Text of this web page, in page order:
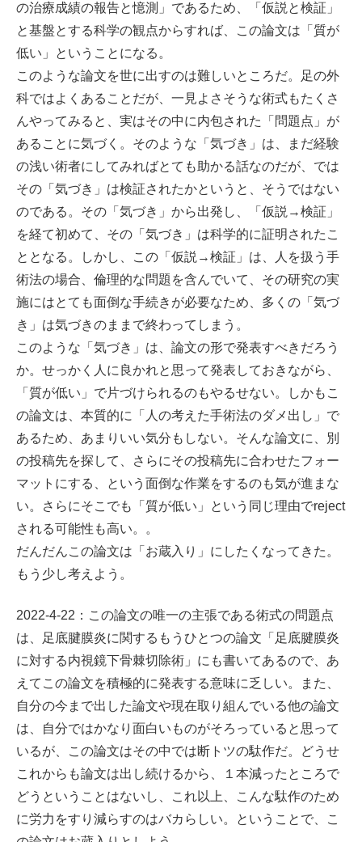
の治療成績の報告と憶測」であるため、「仮説と検証」
と基盤とする科学の観点からすれば、この論文は「質が
低い」ということになる。
このような論文を世に出すのは難しいところだ。足の外
科ではよくあることだが、一見よさそうな術式もたくさ
んやってみると、実はその中に内包された「問題点」が
あることに気づく。そのような「気づき」は、まだ経験
の浅い術者にしてみればとても助かる話なのだが、では
その「気づき」は検証されたかというと、そうではない
のである。その「気づき」から出発し、「仮説→検証」
を経て初めて、その「気づき」は科学的に証明されたこ
ととなる。しかし、この「仮説→検証」は、人を扱う手
術法の場合、倫理的な問題を含んでいて、その研究の実
施にはとても面倒な手続きが必要なため、多くの「気づ
き」は気づきのままで終わってしまう。
このような「気づき」は、論文の形で発表すべきだろう
か。せっかく人に良かれと思って発表しておきながら、
「質が低い」で片づけられるのもやるせない。しかもこ
の論文は、本質的に「人の考えた手術法のダメ出し」で
あるため、あまりいい気分もしない。そんな論文に、別
の投稿先を探して、さらにその投稿先に合わせたフォー
マットにする、という面倒な作業をするのも気が進まな
い。さらにそこでも「質が低い」という同じ理由でreject
される可能性も高い。。
だんだんこの論文は「お蔵入り」にしたくなってきた。
もう少し考えよう。
2022-4-22：この論文の唯一の主張である術式の問題点
は、足底腱膜炎に関するもうひとつの論文「足底腱膜炎
に対する内視鏡下骨棘切除術」にも書いてあるので、あ
えてこの論文を積極的に発表する意味に乏しい。また、
自分の今まで出した論文や現在取り組んでいる他の論文
は、自分ではかなり面白いものがそろっていると思って
いるが、この論文はその中では断トツの駄作だ。どうせ
これからも論文は出し続けるから、１本減ったところで
どうということはないし、これ以上、こんな駄作のため
に労力をすり減らすのはバカらしい。ということで、こ